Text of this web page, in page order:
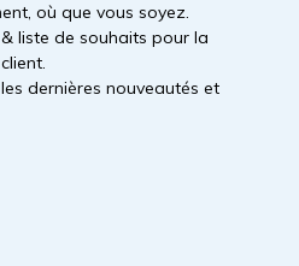
où que vous soyez.
liste de souhaits pour la
dernières nouveautés et